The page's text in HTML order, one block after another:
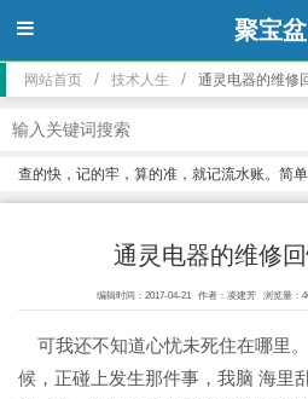
聚宝盆
网站首页 / 技术人生 / 通灵电器的维修
查的快，记的牢，算的准，就记流水账。简
通灵电器的维修回
编辑时间：2017-04-21 作者：凌建芳 浏览量：
可我还不知道心忧未死住在哪里
候，正碰上发生那件事，我脑 海里